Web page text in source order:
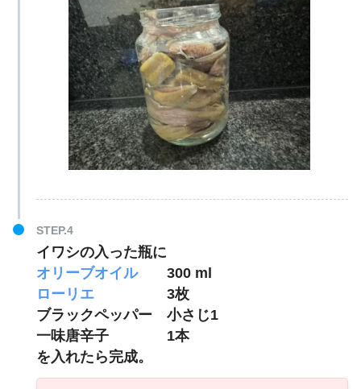
イワシの入った瓶に
オリーブオイル300 ml
ローリエ3枚
ブラックペッパー 小さじ1
一味唐辛子 1本
を入れたら完成。